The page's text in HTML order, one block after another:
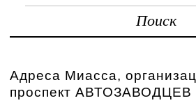
Поиск
Адреса Миасса,
проспект АВТОЗАВОДЦЕВ